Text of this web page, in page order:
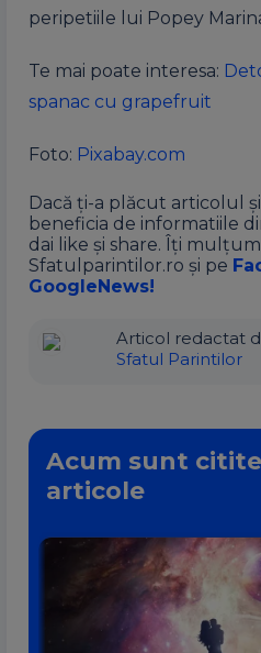
peripetiile lui Popey
Te mai poate interesa:
spanac cu grapefruit
Foto: Pixabay.com
Dacă ți-a plăcut articolul
beneficia de informatiile
dai like și share. Îți
Sfatulparintilor.ro și pe
GoogleNews!
Articol redactat
Sfatul Parintilor
Acum sunt
articole